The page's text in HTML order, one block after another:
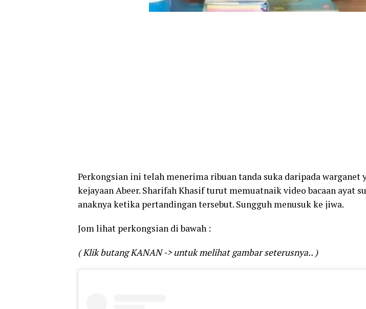
Perkongsian ini telah menerima ribuan tanda suka daripada warganet
kejayaan Abeer. Sharifah Khasif turut memuatnaik video bacaan ayat
anaknya ketika pertandingan tersebut. Sungguh menusuk ke jiwa.
Jom lihat perkongsian di bawah :
( Klik butang KANAN -> untuk melihat gambar seterusnya.. )